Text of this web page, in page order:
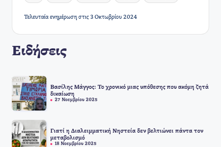
Τελευταία ενημέρωση στις 3 Οκτωβρίου 2024
Ειδήσεις
Βασίλης Μάγγος: Το χρονικό μιας υπόθεσης που ακόμη ζητά
δικαίωση
27 Νοεμβρίου 2025
Γιατί η Διαλειμματική Νηστεία δεν βελτιώνει πάντα τον
μεταβολισμό
18 Νοεμβρίου 2025